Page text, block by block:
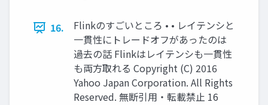
16.
Flinkのすごいところ • • レイテンシと
一貫性にトレードオフがあったのは
過去の話 Flinkはレイテンシも一貫性
も両方取れる Copyright (C) 2016
Yahoo Japan Corporation. All Rights
Reserved. 無断引用・転載禁止 16